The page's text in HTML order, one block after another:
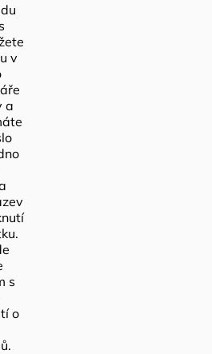
v
a
s
o